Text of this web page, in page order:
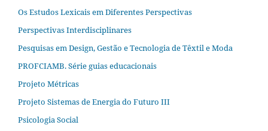
Os Estudos Lexicais em Diferentes Perspectivas
Perspectivas Interdisciplinares
Pesquisas em Design, Gestão e Tecnologia de Têxtil e Moda
PROFCIAMB. Série guias educacionais
Projeto Métricas
Projeto Sistemas de Energia do Futuro III
Psicologia Social